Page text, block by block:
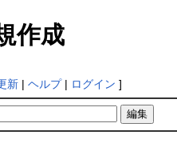
作成
新| ヘルプ| ログイン ]